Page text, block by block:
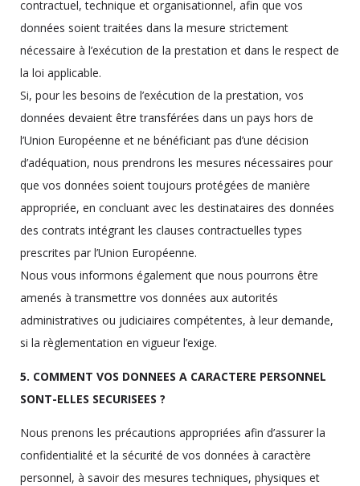
contractuel, technique et organisationnel, afin que vos
données soient traitées dans la mesure strictement
nécessaire à l’exécution de la prestation et dans le respect de
la loi applicable.
Si, pour les besoins de l’exécution de la prestation, vos
données devaient être transférées dans un pays hors de
l’Union Européenne et ne bénéficiant pas d’une décision
d’adéquation, nous prendrons les mesures nécessaires pour
que vos données soient toujours protégées de manière
appropriée, en concluant avec les destinataires des données
des contrats intégrant les clauses contractuelles types
prescrites par l’Union Européenne.
Nous vous informons également que nous pourrons être
amenés à transmettre vos données aux autorités
administratives ou judiciaires compétentes, à leur demande,
si la règlementation en vigueur l’exige.
5. COMMENT VOS DONNEES A CARACTERE PERSONNEL
SONT-ELLES SECURISEES ?
Nous prenons les précautions appropriées afin d’assurer la
confidentialité et la sécurité de vos données à caractère
personnel, à savoir des mesures techniques, physiques et